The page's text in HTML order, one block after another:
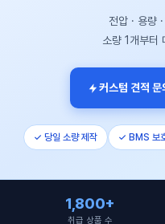
전압 · 용량
소량 1개부터
커스텀 견적 문
✓ 당일 소량 제작 ✓ BMS 보
1,800+
취급 상품 수